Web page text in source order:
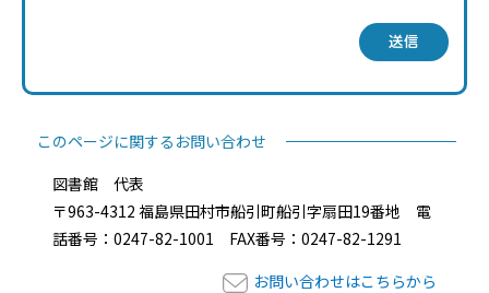
送信
このページに関するお問い合わせ
図書館 代表
〒963-4312 福島県田村市船引町船引字扇田19番地 電
話番号：0247-82-1001 FAX番号：0247-82-1291
お問い合わせはこちらから